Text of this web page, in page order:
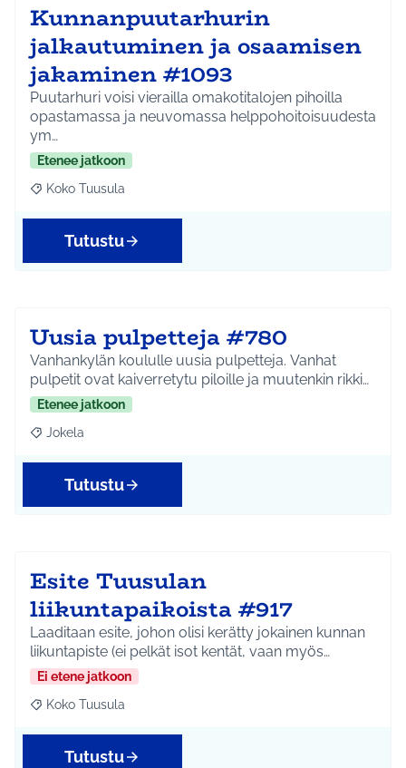
Kunnanpuutarhurin
jalkautuminen ja osaamisen
jakaminen #1093
Puutarhuri voisi vierailla omakotitalojen pihoilla
opastamassa ja neuvomassa helppohoitoisuudesta
ym…
Etenee jatkoon
Rajaa tulokset aihepiirin mukaan: Koko Tuusula
Koko Tuusula
Tutustu
Uusia pulpetteja #780
Vanhankylän koululle uusia pulpetteja. Vanhat
pulpetit ovat kaiverretytu piloille ja muutenkin rikki…
Etenee jatkoon
Rajaa tulokset aihepiirin mukaan: Jokela
Jokela
Tutustu
Esite Tuusulan
liikuntapaikoista #917
Laaditaan esite, johon olisi kerätty jokainen kunnan
liikuntapiste (ei pelkät isot kentät, vaan myös…
Ei etene jatkoon
Rajaa tulokset aihepiirin mukaan: Koko Tuusula
Koko Tuusula
Tutustu